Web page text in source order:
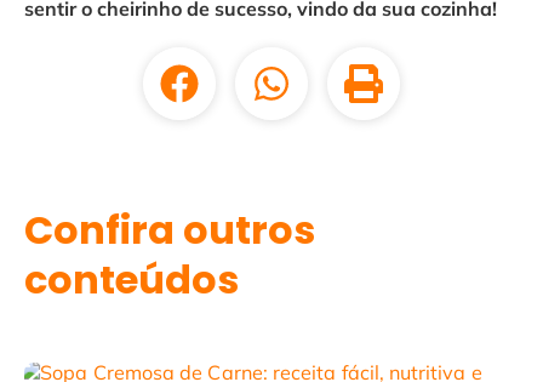
sentir o cheirinho de sucesso, vindo da sua cozinha!
Confira outros
conteúdos